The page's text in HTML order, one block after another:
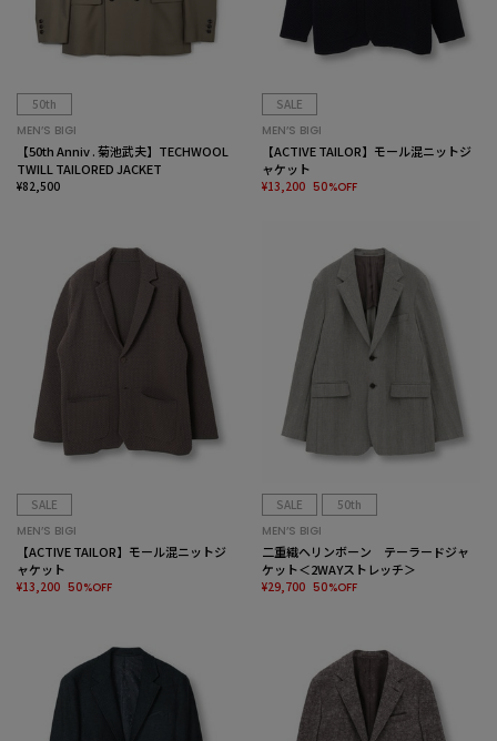
50th
MEN’S BIGI
【50th Anniv . 菊池武夫】TECHWOOL
TWILL TAILORED JACKET
¥82,500
SALE
MEN’S BIGI
【ACTIVE TAILOR】モール混ニットジ
ャケット
¥13,200 50%OFF
SALE
MEN’S BIGI
【ACTIVE TAILOR】モール混ニットジ
ャケット
¥13,200 50%OFF
SALE
50th
MEN’S BIGI
二重織ヘリンボーン テーラードジャ
ケット＜2WAYストレッチ＞
¥29,700 50%OFF